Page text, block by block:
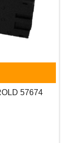
57674